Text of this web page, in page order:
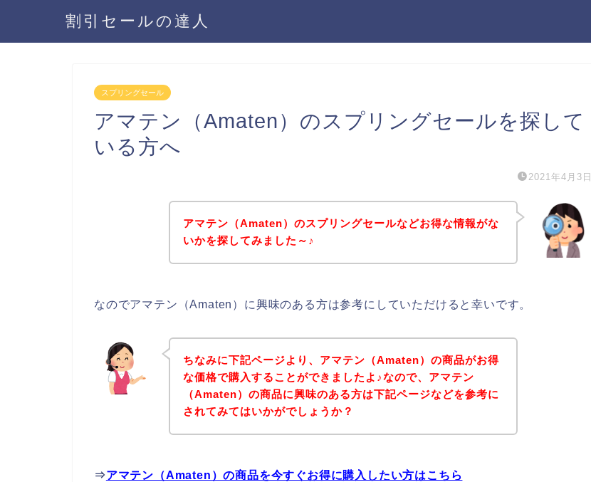
割引セールの達人
スプリングセール
アマテン（Amaten）のスプリングセールを探して
いる方へ
2021年4月3日
アマテン（Amaten）のスプリングセールなどお得な情報がな
いかを探してみました～♪
なのでアマテン（Amaten）に興味のある方は参考にしていただけると幸いです。
ちなみに下記ページより、アマテン（Amaten）の商品がお得
な価格で購入することができましたよ♪なので、アマテン
（Amaten）の商品に興味のある方は下記ページなどを参考に
されてみてはいかがでしょうか？
⇒アマテン（Amaten）の商品を今すぐお得に購入したい方はこちら